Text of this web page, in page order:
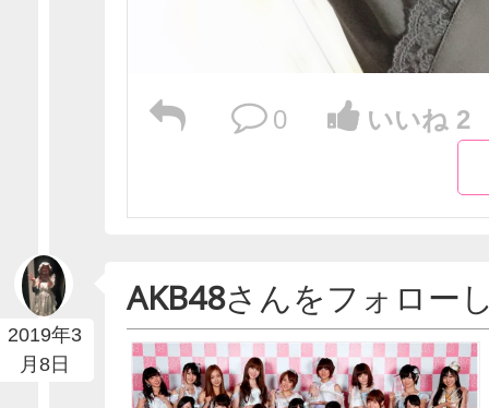
0 いいね 2
2019年3
月8日
AKB48さんをフォロー